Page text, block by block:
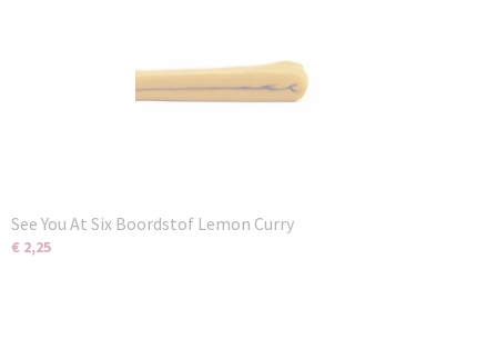
See You At Six Boordstof Lemon Curry
€ 2,25